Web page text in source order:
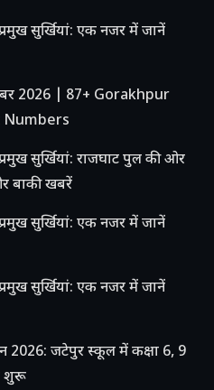
सुर्खियां: एक नजर में जानें
2026 | 87+ Gorakhpur
Numbers
सुर्खियां: राजघाट पुल की ओर
बाकी खबरें
सुर्खियां: एक नजर में जानें
सुर्खियां: एक नजर में जानें
2026: जटेपुर स्कूल में कक्षा 6, 9
शुरू